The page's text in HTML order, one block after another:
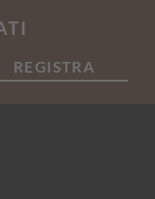
REGISTRA